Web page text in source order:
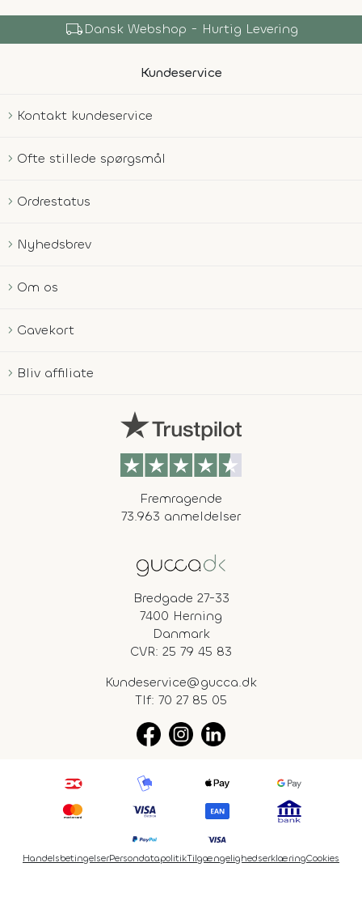
local_shippingDansk Webshop - Hurtig Levering
Kundeservice
Kontakt kundeservice
Ofte stillede spørgsmål
Ordrestatus
Nyhedsbrev
Om os
Gavekort
Bliv affiliate
Fremragende
73.963 anmeldelser
Bredgade 27-33
7400 Herning
Danmark
CVR: 25 79 45 83
Kundeservice@gucca.dk
Tlf: 70 27 85 05
HandelsbetingelserPersondatapolitikTilgængelighedserklæringCookies